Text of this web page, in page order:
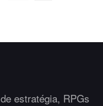
estratégia, RPGs